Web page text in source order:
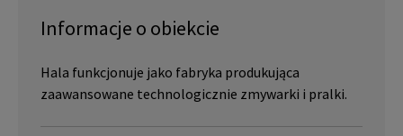
Informacje o obiekcie
Hala funkcjonuje jako fabryka produkująca
zaawansowane technologicznie zmywarki i pralki.